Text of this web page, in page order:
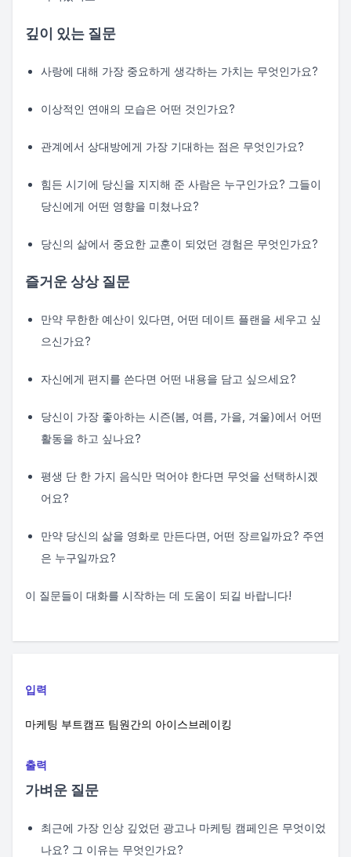
깊이 있는 질문
사랑에 대해 가장 중요하게 생각하는 가치는 무엇인가요?
이상적인 연애의 모습은 어떤 것인가요?
관계에서 상대방에게 가장 기대하는 점은 무엇인가요?
힘든 시기에 당신을 지지해 준 사람은 누구인가요? 그들이
당신에게 어떤 영향을 미쳤나요?
당신의 삶에서 중요한 교훈이 되었던 경험은 무엇인가요?
즐거운 상상 질문
만약 무한한 예산이 있다면, 어떤 데이트 플랜을 세우고 싶
으신가요?
자신에게 편지를 쓴다면 어떤 내용을 담고 싶으세요?
당신이 가장 좋아하는 시즌(봄, 여름, 가을, 겨울)에서 어떤
활동을 하고 싶나요?
평생 단 한 가지 음식만 먹어야 한다면 무엇을 선택하시겠
어요?
만약 당신의 삶을 영화로 만든다면, 어떤 장르일까요? 주연
은 누구일까요?
이 질문들이 대화를 시작하는 데 도움이 되길 바랍니다!
입력
마케팅 부트캠프 팀원간의 아이스브레이킹
출력
가벼운 질문
최근에 가장 인상 깊었던 광고나 마케팅 캠페인은 무엇이었
나요? 그 이유는 무엇인가요?